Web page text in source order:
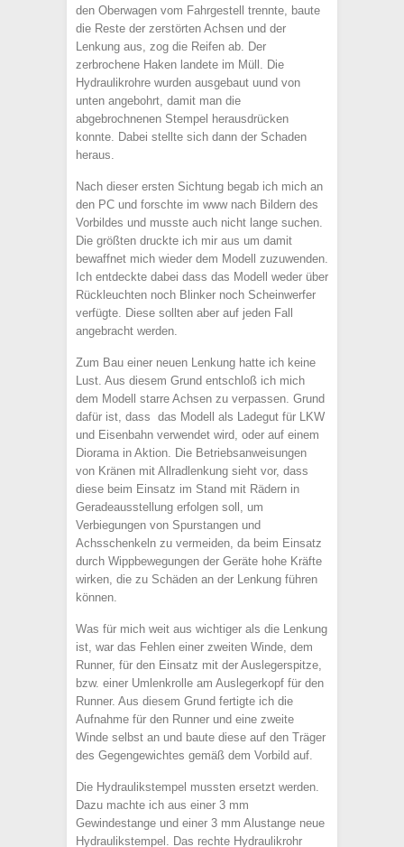
den Oberwagen vom Fahrgestell trennte, baute
die Reste der zerstörten Achsen und der
Lenkung aus, zog die Reifen ab. Der
zerbrochene Haken landete im Müll. Die
Hydraulikrohre wurden ausgebaut uund von
unten angebohrt, damit man die
abgebrochnenen Stempel herausdrücken
konnte. Dabei stellte sich dann der Schaden
heraus.
Nach dieser ersten Sichtung begab ich mich an
den PC und forschte im www nach Bildern des
Vorbildes und musste auch nicht lange suchen.
Die größten druckte ich mir aus um damit
bewaffnet mich wieder dem Modell zuzuwenden.
Ich entdeckte dabei dass das Modell weder über
Rückleuchten noch Blinker noch Scheinwerfer
verfügte. Diese sollten aber auf jeden Fall
angebracht werden.
Zum Bau einer neuen Lenkung hatte ich keine
Lust. Aus diesem Grund entschloß ich mich
dem Modell starre Achsen zu verpassen. Grund
dafür ist, dass das Modell als Ladegut für LKW
und Eisenbahn verwendet wird, oder auf einem
Diorama in Aktion. Die Betriebsanweisungen
von Kränen mit Allradlenkung sieht vor, dass
diese beim Einsatz im Stand mit Rädern in
Geradeausstellung erfolgen soll, um
Verbiegungen von Spurstangen und
Achsschenkeln zu vermeiden, da beim Einsatz
durch Wippbewegungen der Geräte hohe Kräfte
wirken, die zu Schäden an der Lenkung führen
können.
Was für mich weit aus wichtiger als die Lenkung
ist, war das Fehlen einer zweiten Winde, dem
Runner, für den Einsatz mit der Auslegerspitze,
bzw. einer Umlenkrolle am Auslegerkopf für den
Runner. Aus diesem Grund fertigte ich die
Aufnahme für den Runner und eine zweite
Winde selbst an und baute diese auf den Träger
des Gegengewichtes gemäß dem Vorbild auf.
Die Hydraulikstempel mussten ersetzt werden.
Dazu machte ich aus einer 3 mm
Gewindestange und einer 3 mm Alustange neue
Hydraulikstempel. Das rechte Hydraulikrohr